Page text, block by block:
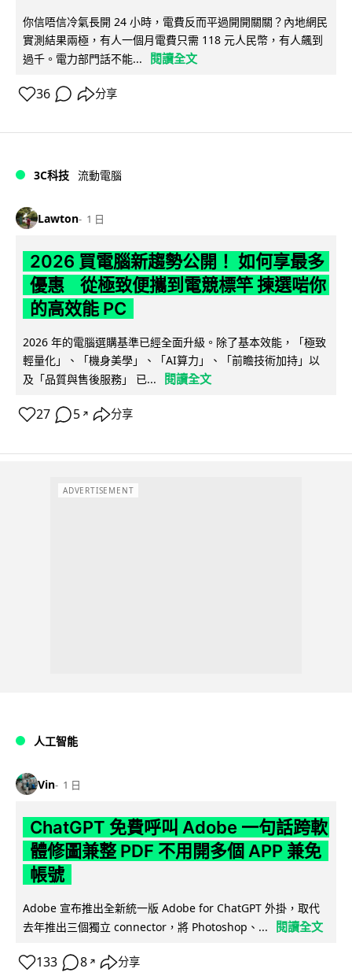
你信唔信冷氣長開 24 小時，電費反而平過開開關關？內地網民
實測結果兩極，有人一個月電費只需 118 元人民幣，有人飆到
過千。電力部門話不能...
閱讀全文
36 分享
3C科技 流動電腦
Lawton 1 日
2026 買電腦新趨勢公開！ 如何享最多
優惠 從極致便攜到電競標竿 揀選啱你
的高效能 PC
2026 年的電腦選購基準已經全面升級。除了基本效能，「極致
輕量化」、「機身美學」、「AI算力」、「前瞻技術加持」以
及「品質與售後服務」 已...
閱讀全文
27 5 ↗ 分享
ADVERTISEMENT
人工智能
Vin 1 日
ChatGPT 免費呼叫 Adobe 一句話跨軟
體修圖兼整 PDF 不用開多個 APP 兼免
帳號
Adobe 宣布推出全新統一版 Adobe for ChatGPT 外掛，取代
去年推出三個獨立 connector，將 Photoshop、...
閱讀全文
133 8 ↗ 分享